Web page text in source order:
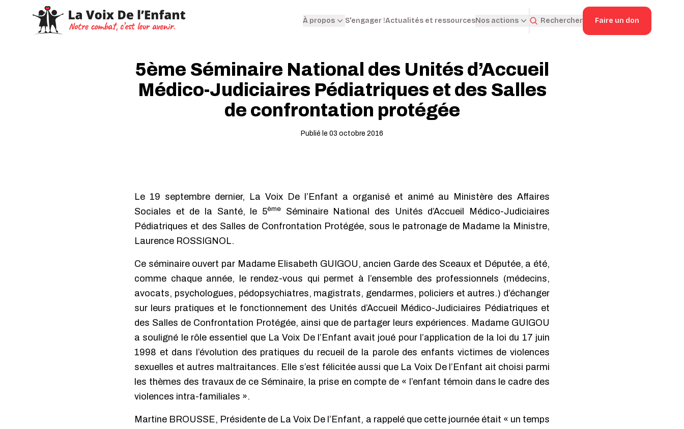
À propos S'engager !Actualités et ressourcesNos actions Rechercher Faire un don
5ème Séminaire National des Unités d’Accueil
Médico-Judiciaires Pédiatriques et des Salles
de confrontation protégée
Publié le 03 octobre 2016
Le 19 septembre dernier, La Voix De l’Enfant a organisé et animé au Ministère des Affaires
Sociales et de la Santé, le 5ème
Séminaire National des Unités d’Accueil Médico-Judiciaires
Pédiatriques et des Salles de Confrontation Protégée, sous le patronage de Madame la Ministre,
Laurence ROSSIGNOL.
Ce séminaire ouvert par Madame Elisabeth GUIGOU, ancien Garde des Sceaux et Députée, a été,
comme chaque année, le rendez-vous qui permet à l’ensemble des professionnels (médecins,
avocats, psychologues, pédopsychiatres, magistrats, gendarmes, policiers et autres.) d’échanger
sur leurs pratiques et le fonctionnement des Unités d’Accueil Médico-Judiciaires Pédiatriques et
des Salles de Confrontation Protégée, ainsi que de partager leurs expériences. Madame GUIGOU
a souligné le rôle essentiel que La Voix De l’Enfant avait joué pour l’application de la loi du 17 juin
1998 et dans l’évolution des pratiques du recueil de la parole des enfants victimes de violences
sexuelles et autres maltraitances. Elle s’est félicitée aussi que La Voix De l’Enfant ait choisi parmi
les thèmes des travaux de ce Séminaire, la prise en compte de « l’enfant témoin dans le cadre des
violences intra-familiales ».
Martine BROUSSE, Présidente de La Voix De l’Enfant, a rappelé que cette journée était « un temps